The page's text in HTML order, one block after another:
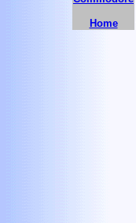
Home